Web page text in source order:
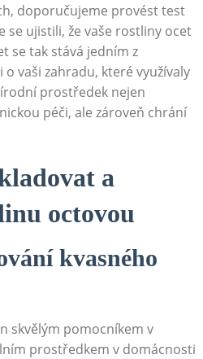
doporučujeme ​provést test
se ujistili, že ‍vaše rostliny ocet
se tak stává ​jedním z
vaši ‌zahradu, které využívaly
prostředek nejen
péči, ale zároveň chrání
a
octovou
kvasného​
skvělým pomocníkem v
prostředkem v domácnosti